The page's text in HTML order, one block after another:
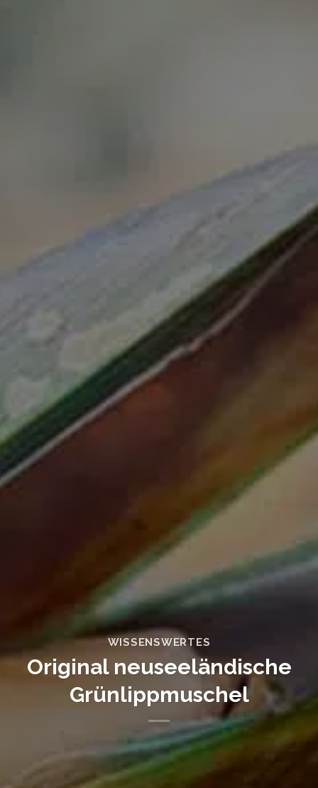
WISSENSWERTES
Original neuseeländische
Grünlippmuschel